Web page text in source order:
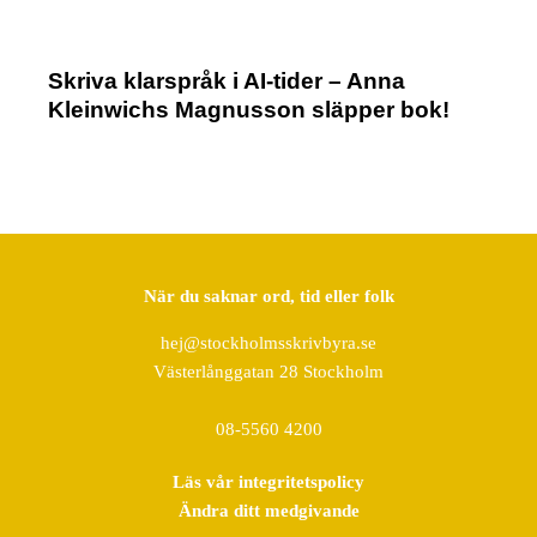
Skriva klarspråk i AI-tider – Anna
Kleinwichs Magnusson släpper bok!
När du saknar ord, tid eller folk
hej@stockholmsskrivbyra.se
Västerlånggatan 28 Stockholm
08-5560 4200
Läs vår integritetspolicy
Ändra ditt medgivande